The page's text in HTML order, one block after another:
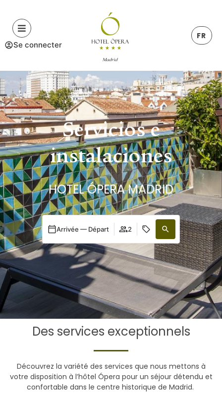
Se connecter
FR
Servicios e
instalaciones
HOTEL ÓPERA MADRID
Arrivée — Départ 2
Des services exceptionnels
Découvrez la variété des services que nous mettons à
votre disposition à l’hôtel Ópera pour un séjour détendu et
confortable dans le centre historique de Madrid.